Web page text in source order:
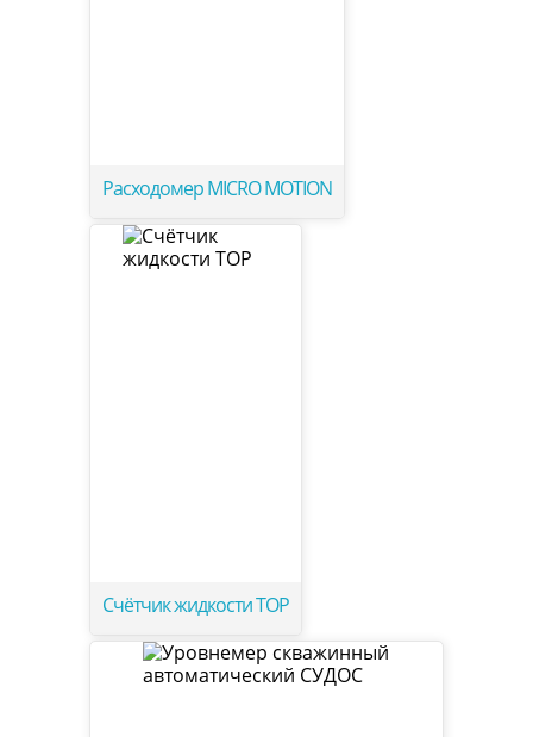
Расходомер MICRO MOTION
Счётчик жидкости ТОР